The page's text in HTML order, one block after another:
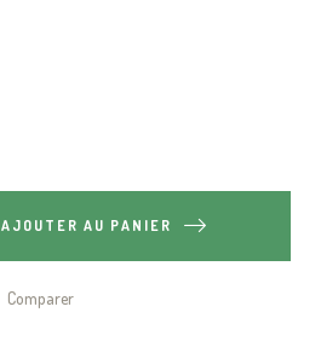
AJOUTER AU PANIER
Comparer